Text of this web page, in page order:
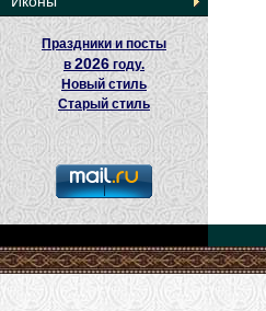
Праздники и посты
в2026 году.
Новый стиль
Старый стиль